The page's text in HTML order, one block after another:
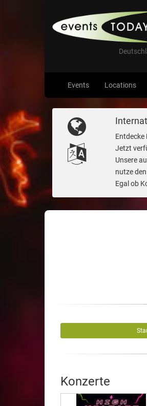
Events Locations
Jetzt
Unsere
nutze
Egal ob
Konzerte